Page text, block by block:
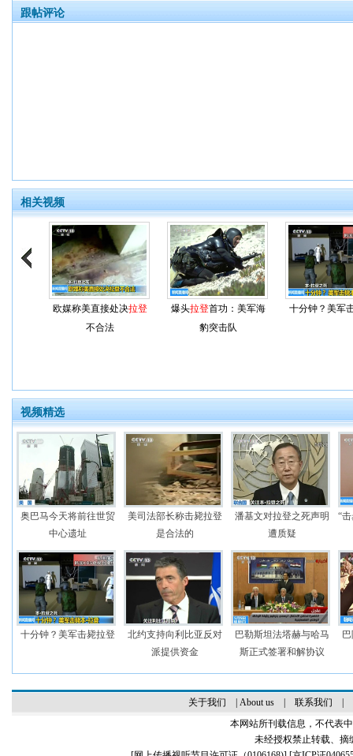
跟帖评论
相关视频
欧媒称美直接处决拉登
不合法
爆头拉登首功：美军海
豹突击队
十分钟？美军
视频精选
奥巴马今天将前往世贸
中心遗址
美司法部长称击毙拉登
是合法的
潘基文对拉登之死声明
遭质疑
“
十分钟？美军击毙拉登
北约支持向利比亚反对
派提供资金
巴勒斯坦法塔赫与哈马
斯正式签署和解协议
关于我们 About us| 联系我们
本网站所刊载信息，不代表
未经授权禁止转载、摘